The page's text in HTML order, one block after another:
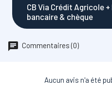
CB Via Crédit Agricole
bancaire & chèque
Commentaires (0)
Aucun avis n'a été